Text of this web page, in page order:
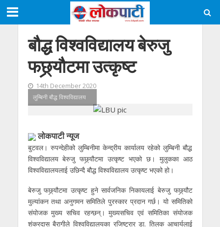
बौद्ध विश्वविद्यालय बेरुजु
फछ्र्यौटमा उत्कृष्ट
14th December 2020
लुम्बिनी बौद्ध विश्वविद्यालय
लोकपाटी न्यूज
बुटवल। रुपन्देहीको लुम्बिनीमा केन्द्रीय कार्यालय रहेको लुम्बिनी बौद्ध
विश्वविद्यालय बेरुजु फछ्र्यौटमा उत्कृष्ट भएको छ। मुलुकका आठ
विश्वविद्यालयलाई उछिन्दै बौद्ध विश्वविद्यालय उत्कृष्ट भएको हो।
बेरुजु फछ्र्यौटमा उत्कृष्ट हुने सार्वजनिक निकायलाई बेरुजु फछ्र्यौट
मुल्यांकन तथा अनुगमन समितिले पुरस्कार प्रदान गर्छ। यो समितिको
संयोजक मुख्य सचिव रहन्छन्। मुख्यसचिव एवं समितिका संयोजक
शंकरदास बैरागीले विश्वविद्यालयका रजिष्ट्रार डा. तिलक आचार्यलाई